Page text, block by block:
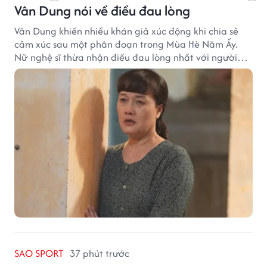
Vân Dung nói về điều đau lòng
Vân Dung khiến nhiều khán giả xúc động khi chia sẻ
cảm xúc sau một phân đoạn trong Mùa Hè Năm Ấy.
Nữ nghệ sĩ thừa nhận điều đau lòng nhất với người
mẹ không phải sự nghèo khó, mà là khi các con phải
chứng kiến những tổn thương trong chính ngôi nhà
SAO SPORT 37 phút trước